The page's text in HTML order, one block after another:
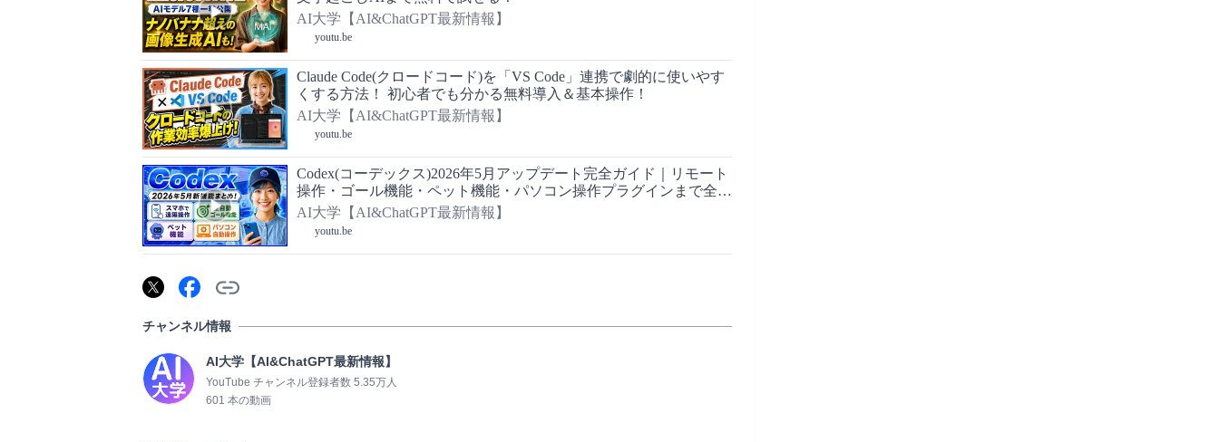
AI大学【AI&ChatGPT最新情報】
youtu.be
Claude Code(クロードコード)を「VS Code」連携で劇的に使いやす
くする方法！ 初心者でも分かる無料導入＆基本操作！
AI大学【AI&ChatGPT最新情報】
youtu.be
Codex(コーデックス)2026年5月アップデート完全ガイド｜リモート
操作・ゴール機能・ペット機能・パソコン操作プラグインまで全部
解説！
AI大学【AI&ChatGPT最新情報】
youtu.be
チャンネル情報
AI大学【AI&ChatGPT最新情報】
YouTube チャンネル登録者数 5.35万人
601 本の動画